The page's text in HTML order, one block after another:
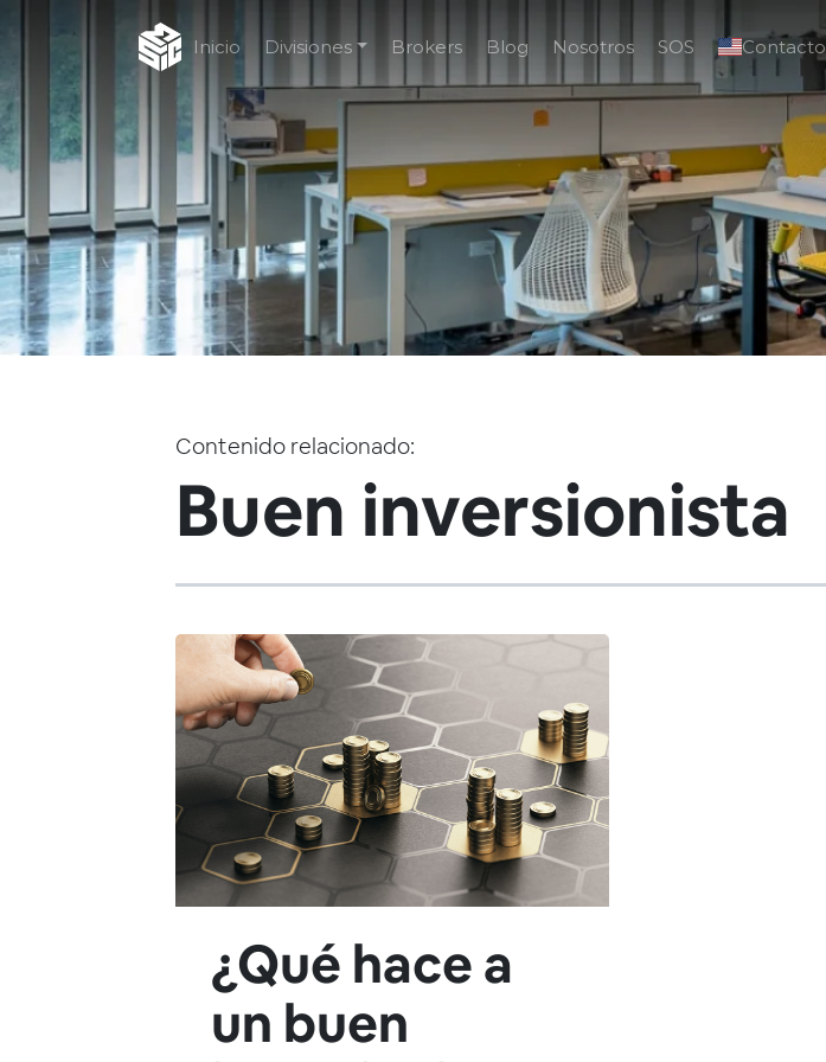
Inicio Divisiones Brokers Blog Nosotros SOS Contacto
Contenido relacionado:
Buen inversionista
¿Qué hace a
un buen